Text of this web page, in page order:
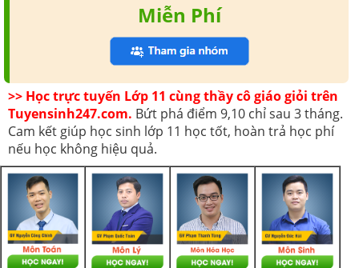
Miễn Phí
>> Học trực tuyến Lớp 11 cùng thầy cô giáo giỏi trên
Tuyensinh247.com. Bứt phá điểm 9,10 chỉ sau 3 tháng.
Cam kết giúp học sinh lớp 11 học tốt, hoàn trả học phí
nếu học không hiệu quả.